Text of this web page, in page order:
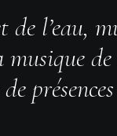
l’eau,